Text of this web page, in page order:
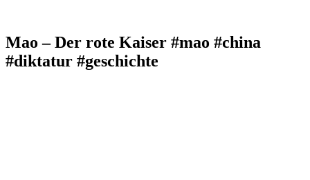
Mao – Der rote Kaiser #mao #china
#diktatur #geschichte